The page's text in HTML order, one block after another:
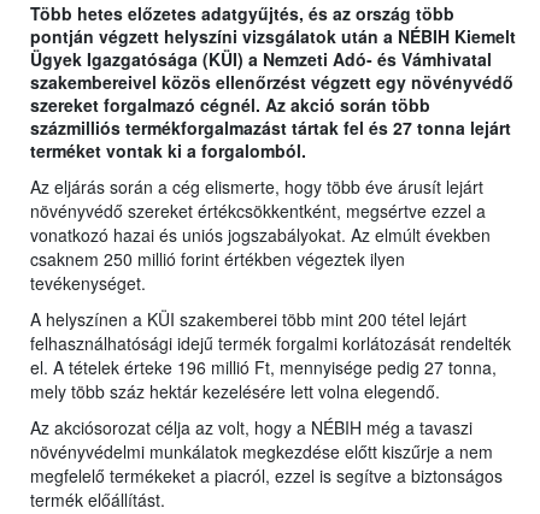
Több hetes előzetes adatgyűjtés, és az ország több
pontján végzett helyszíni vizsgálatok után a NÉBIH Kiemelt
Ügyek Igazgatósága (KÜI) a Nemzeti Adó- és Vámhivatal
szakembereivel közös ellenőrzést végzett egy növényvédő
szereket forgalmazó cégnél. Az akció során több
százmilliós termékforgalmazást tártak fel és 27 tonna lejárt
terméket vontak ki a forgalomból.
Az eljárás során a cég elismerte, hogy több éve árusít lejárt
növényvédő szereket értékcsökkentként, megsértve ezzel a
vonatkozó hazai és uniós jogszabályokat. Az elmúlt években
csaknem 250 millió forint értékben végeztek ilyen
tevékenységet.
A helyszínen a KÜI szakemberei több mint 200 tétel lejárt
felhasználhatósági idejű termék forgalmi korlátozását rendelték
el. A tételek érteke 196 millió Ft, mennyisége pedig 27 tonna,
mely több száz hektár kezelésére lett volna elegendő.
Az akciósorozat célja az volt, hogy a NÉBIH még a tavaszi
növényvédelmi munkálatok megkezdése előtt kiszűrje a nem
megfelelő termékeket a piacról, ezzel is segítve a biztonságos
termék előállítást.